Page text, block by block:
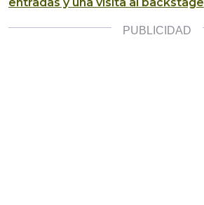
entradas y una visita al backstage